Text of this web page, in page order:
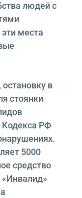
людей с
места
остановку в
стоянки
Кодекса РФ
5000
средство
«Инвалид»